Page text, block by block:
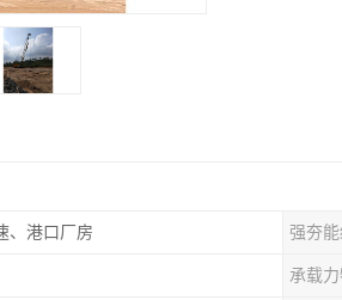
、港口厂房 强夯能
承载